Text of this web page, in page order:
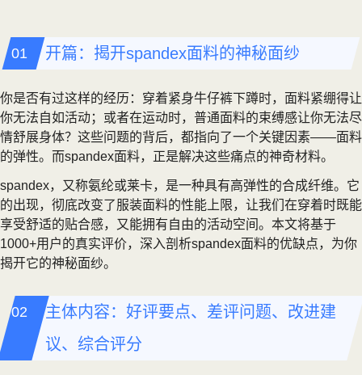
开篇：揭开spandex面料的神秘面纱
你是否有过这样的经历：穿着紧身牛仔裤下蹲时，面料紧绷得让
你无法自如活动；或者在运动时，普通面料的束缚感让你无法尽
情舒展身体？这些问题的背后，都指向了一个关键因素——面料
的弹性。而spandex面料，正是解决这些痛点的神奇材料。
spandex，又称氨纶或莱卡，是一种具有高弹性的合成纤维。它
的出现，彻底改变了服装面料的性能上限，让我们在穿着时既能
享受舒适的贴合感，又能拥有自由的活动空间。本文将基于
1000+用户的真实评价，深入剖析spandex面料的优缺点，为你
揭开它的神秘面纱。
主体内容：好评要点、差评问题、改进建
议、综合评分